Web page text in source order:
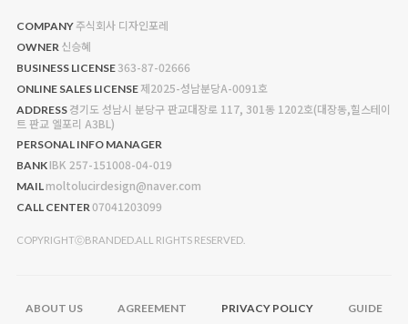
COMPANY 주식회사 디자인포레
OWNER 신승혜
BUSINESS LICENSE 363-87-02666
ONLINE SALES LICENSE 제2025-성남분당A-0091호
ADDRESS 경기도 성남시 분당구 판교대장로 117, 301동 1202호(대장동,힐스테이
트 판교 엘포리 A3BL)
PERSONAL INFO MANAGER
BANK IBK 257-151008-04-019
MAIL moltolucirdesign@naver.com
CALL CENTER 07041203099
COPYRIGHTⓒBRANDED.ALL RIGHTS RESERVED.
ABOUT US AGREEMENT PRIVACY POLICY GUIDE